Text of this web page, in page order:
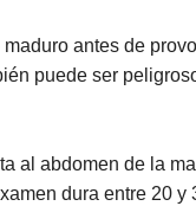
antes de
puede ser
al abdomen de la
dura entre 20